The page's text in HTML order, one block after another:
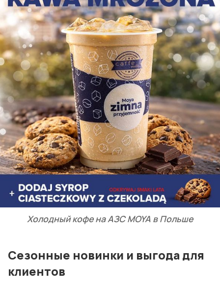
Холодный кофе на АЗС MOYA в Польше
Сезонные новинки и выгода для
клиентов